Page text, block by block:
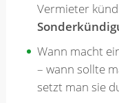
Vermieter
Wann macht
– wann sollte
setzt man sie